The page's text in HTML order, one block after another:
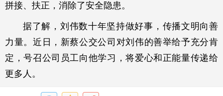
拼接、扶正，消除了安全隐患。
据了解，刘伟数十年坚持做好事，传播文明向善
力量。近日，新蔡公交公司对刘伟的善举给予充分肯
定，号召公司员工向他学习，将爱心和正能量传递给
更多人。